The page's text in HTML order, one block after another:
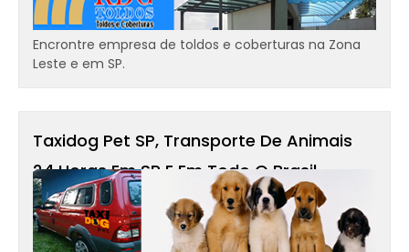
Encrontre empresa de toldos e coberturas na Zona
Leste e em SP.
Taxidog Pet SP, Transporte De Animais
24 Horas Em SP E Em Todo O Brasil -
Transportamos Cães, Gatos